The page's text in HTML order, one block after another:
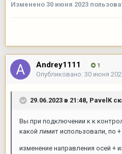
Изменено 30 июня 2023
Andrey1111 1
Опубликовано: 30 июня
29.06.2023 в 21:48, PavelK
Вы при подключении к к
какой лимит использовали, по +
изменение направления осей +